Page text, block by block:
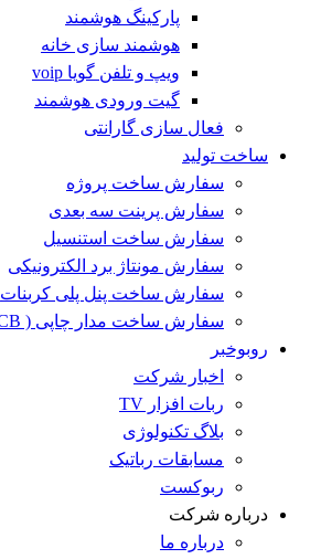
پارکینگ هوشمند
هوشمند سازی خانه
ویپ و تلفن گویا voip
گیت ورودی هوشمند
فعال سازی گارانتی
ساخت تولید
سفارش ساخت پروژه
سفارش پرینت سه بعدی
سفارش ساخت استنسیل
سفارش مونتاژ برد الکترونیکی
سفارش ساخت پنل پلی کربنات
سفارش ساخت مدار چاپی ( PCB )
روبوخبر
اخبار شرکت
ربات افزار TV
بلاگ تکنولوژی
مسابقات رباتیک
ربوکست
درباره شرکت
درباره ما